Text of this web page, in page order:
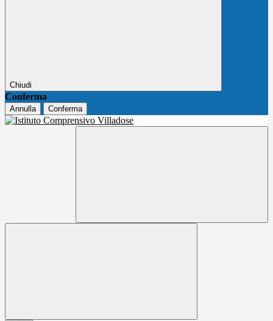
Chiudi
Conferma
Annulla Conferma